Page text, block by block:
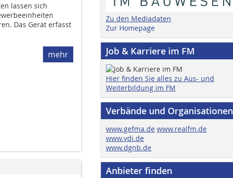
lassen sich
Das Gerät erfasst
mehr
Zu den Mediadaten
Zur Homepage
Job & Karriere im FM
Hier finden Sie alles zu Aus- und
Weiterbildung im FM
Verbände und Organisationen
www.gefma.de www.realfm.de
www.vdi.de
www.dgnb.de
Anbieter finden